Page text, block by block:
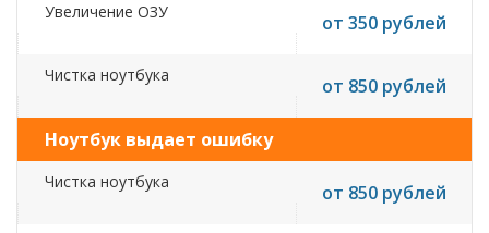
Увеличение ОЗУ от 350 рублей
Чистка ноутбука от 850 рублей
Ноутбук выдает ошибку
Чистка ноутбука от 850 рублей